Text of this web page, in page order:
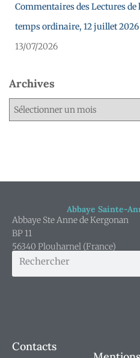
Commentaires des Lectures de
temps ordinaire, 12 juillet
13/07/2026
Archives
Abbaye Sainte-
Abbaye Ste Anne de Kergonan
BP 11
56340 Plouharnel (France)
Contacts